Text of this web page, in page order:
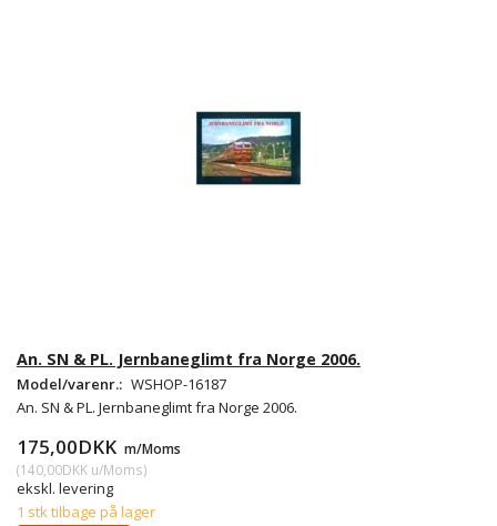
An. SN & PL. Jernbaneglimt fra Norge 2006.
Model/varenr.: WSHOP-16187
An. SN & PL. Jernbaneglimt fra Norge 2006.
175,00DKK m/Moms
(140,00DKK u/Moms)
ekskl. levering
1 stk tilbage på lager